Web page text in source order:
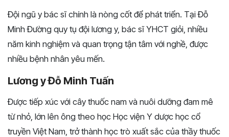
Đội ngũ y bác sĩ chính là nòng cốt để phát triển. Tại Đỗ
Minh Đường quy tụ đội lương y, bác sĩ YHCT giỏi, nhiều
năm kinh nghiệm và quan trọng tận tâm với nghề, được
nhiều bệnh nhân yêu mến.
Lương y Đỗ Minh Tuấn
Được tiếp xúc với cây thuốc nam và nuôi dưỡng đam mê
từ nhỏ, lớn lên ông theo học Học viện Y dược học cổ
truyền Việt Nam, trở thành học trò xuất sắc của thầy thuốc